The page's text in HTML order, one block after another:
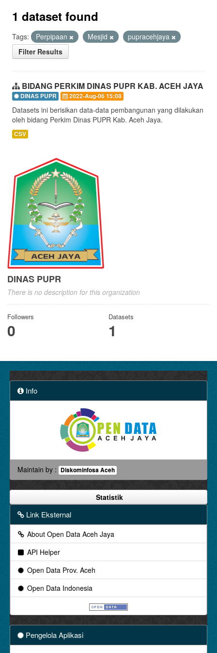
1 dataset found
Tags: Perpipaan Mesjid
pupracehjaya
Filter Results
BIDANG PERKIM DINAS PUPR KAB. ACEH JAYA
DINAS PUPR 2022-Aug-06 15:08
Datasets ini berisikan data-data pembangunan yang dilakukan
oleh bidang Perkim Dinas PUPR Kab. Aceh Jaya.
CSV
DINAS PUPR
There is no description for this organization
Followers
0
Datasets
1
Info
Maintain by : Diskominfosa Aceh
Statistik
Link Eksternal
About Open Data Aceh Jaya
API Helper
Open Data Prov. Aceh
Open Data Indonesia
Pengelola Aplikasi